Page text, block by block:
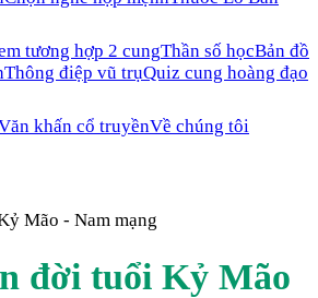
tương hợp 2 cungThần số họcBản đồ
Thông điệp vũ trụQuiz cung hoàng đạo
khấn cổ truyềnVề chúng tôi
Mão - Nam mạng
đời tuổi Kỷ Mão